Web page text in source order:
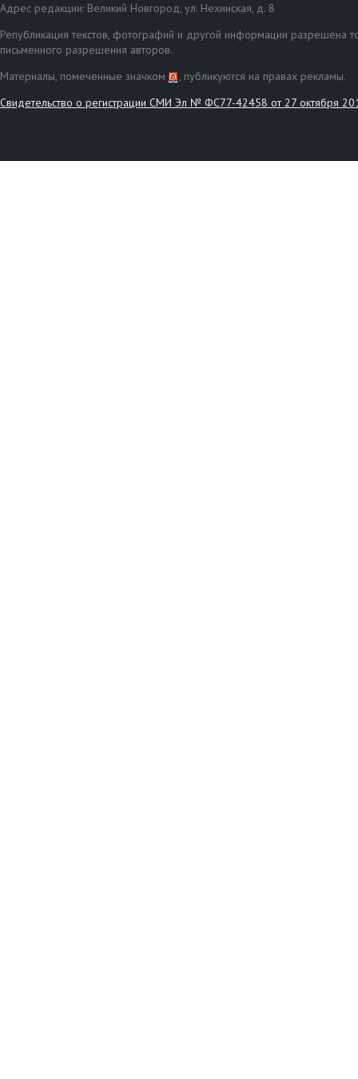
Адрес редакции: Великий Новгород, ул. Нехинская, д. 8
Републикация текстов, фотографий и другой информации разрешена
письменного разрешения авторов.
Материалы, помеченные значком
, публикуются на правах рекламы.
Свидетельство о регистрации СМИ Эл № ФС77-42458 от 27 октября